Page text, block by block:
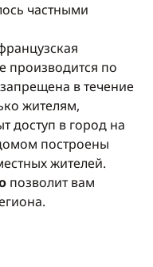
частными
производится по
в течение
жителям,
доступ в город на
построены
жителей.
позволит вам